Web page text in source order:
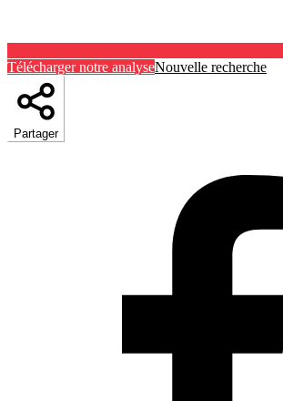
Télécharger notre analyseNouvelle recherche
Partager